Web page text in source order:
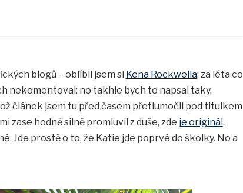
blogů – oblíbil jsem si Kena Rockwella; za léta co
nekomentoval: no takhle bych to napsal taky,
článek jsem tu před časem přetlumočil pod titulkem
zase hodně silně promluvil z duše, zde je originál.
Jde prostě o to, že Katie jde poprvé do školky. No a